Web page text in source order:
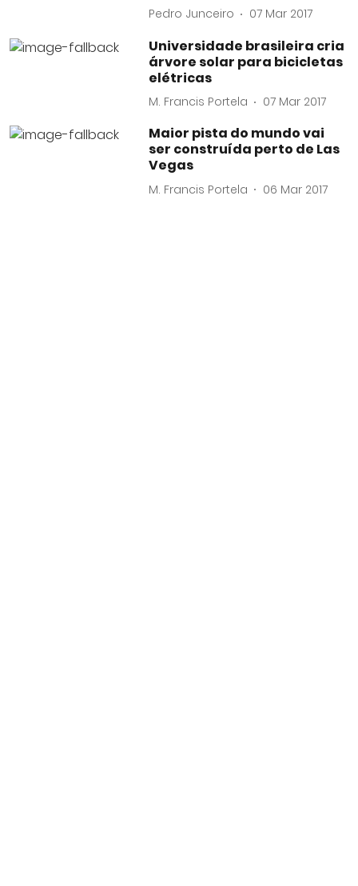
Pedro Junceiro 07 Mar 2017
Universidade brasileira cria
árvore solar para bicicletas
elétricas
M. Francis Portela 07 Mar 2017
Maior pista do mundo vai
ser construída perto de Las
Vegas
M. Francis Portela 06 Mar 2017